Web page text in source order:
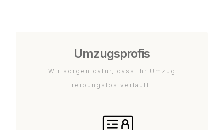
Umzugsprofis
Wir sorgen dafür, dass Ihr Umzug
reibungslos verläuft.